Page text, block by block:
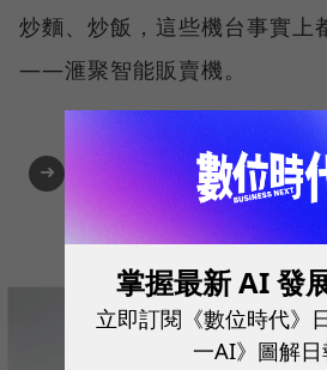
炒麵、炒飯，這些機台事實上
——滙聚智能販賣機。
➜
角逐100 MVP盛典雙重
人特別肯定，展現AI時
值
掌握最新 AI 發
立即訂閱《數位時代》
一AI》圖解日